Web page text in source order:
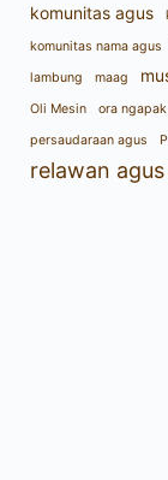
komunitas agus
komunitas nama agus
lambung
maag
Oli Mesin
ora
persaudaraan agus
relawan